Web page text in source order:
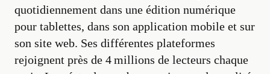
quotidiennement dans une édition numérique
pour tablettes, dans son application mobile et sur
son site web. Ses différentes plateformes
rejoignent près de 4 millions de lecteurs chaque